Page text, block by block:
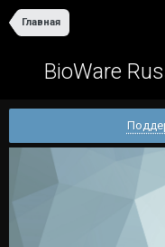
Главная
BioWare